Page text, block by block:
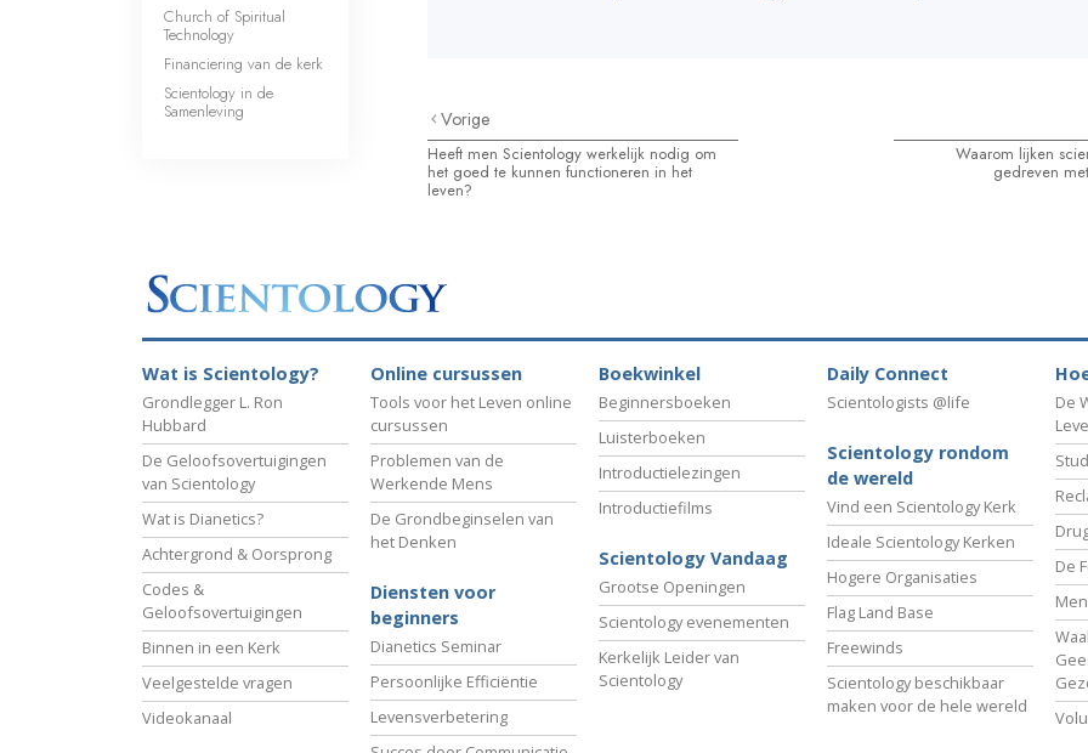
Vorige
Heeft men Scientology werkelijk nodig om
het goed te kunnen functioneren in het
leven?
Waarom lijken
gedreven
Church of Spiritual
Technology
Financiering van de kerk
Scientology in de
Samenleving
Wat is Scientology?
Grondlegger L. Ron
Hubbard
De Geloofsovertuigingen
van Scientology
Wat is Dianetics?
Achtergrond & Oorsprong
Codes &
Geloofsovertuigingen
Binnen in een Kerk
Veelgestelde vragen
Videokanaal
Online cursussen
Tools voor het Leven online
cursussen
Problemen van de
Werkende Mens
De Grondbeginselen van
het Denken
Diensten voor
beginners
Dianetics Seminar
Persoonlijke Efficiëntie
Levensverbetering
Boekwinkel
Beginnersboeken
Luisterboeken
Introductielezingen
Introductiefilms
Scientology Vandaag
Grootse Openingen
Scientology evenementen
Kerkelijk Leider van
Scientology
Daily Connect
Scientologists @life
Scientology rondom
de wereld
Vind een Scientology Kerk
Ideale Scientology Kerken
Hogere Organisaties
Flag Land Base
Freewinds
Scientology beschikbaar
maken voor de hele wereld
De
De